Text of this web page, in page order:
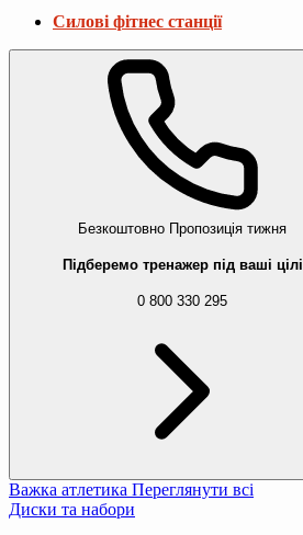
Силові фітнес станції
Безкоштовно Пропозиція тижня
Підберемо тренажер під ваші цілі
0 800 330 295
Важка атлетика Переглянути всі
Диски та набори